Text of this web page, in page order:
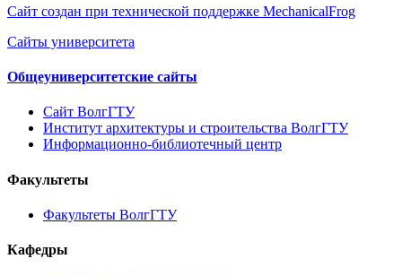
Сайт создан при технической поддержке MechanicalFrog
Сайты университета
Общеуниверситетские сайты
Сайт ВолгГТУ
Институт архитектуры и строительства ВолгГТУ
Информационно-библиотечный центр
Факультеты
Факультеты ВолгГТУ
Кафедры